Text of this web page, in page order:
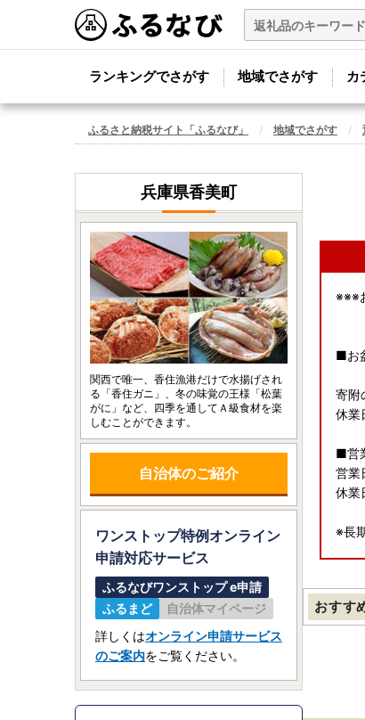
ランキングでさがす 地域でさがす カ
ふるさと納税サイト「ふるなび」 地域でさがす
※※※
■お
寄附
休業
■営
営業
休業
※長
返礼
季節
よう
た
おすす
兵庫県香美町
関西で唯一、香住漁港だけで水揚げされ
る「香住ガニ」、冬の味覚の王様「松葉
がに」など、四季を通してＡ級食材を楽
しむことができます。
自治体のご紹介
ワンストップ特例オンライン
申請対応サービス
ふるなびワンストップ e申請
ふるまど
自治体マイページ
詳しくはオンライン申請サービス
のご案内をご覧ください。